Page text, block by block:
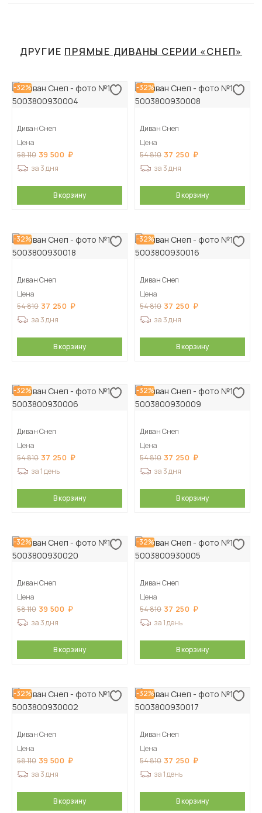
ДРУГИЕ ПРЯМЫЕ ДИВАНЫ СЕРИИ «СНЕП»
-32%
Диван Снеп
Цена
58 110 39 500
за 3 дня
В корзину
-32%
Диван Снеп
Цена
54 810 37 250
за 3 дня
В корзину
-32%
Диван Снеп
Цена
54 810 37 250
за 3 дня
В корзину
-32%
Диван Снеп
Цена
54 810 37 250
за 3 дня
В корзину
-32%
Диван Снеп
Цена
54 810 37 250
за 1 день
В корзину
-32%
Диван Снеп
Цена
54 810 37 250
за 3 дня
В корзину
-32%
Диван Снеп
Цена
58 110 39 500
за 3 дня
В корзину
-32%
Диван Снеп
Цена
54 810 37 250
за 1 день
В корзину
-32%
Диван Снеп
Цена
58 110 39 500
за 3 дня
В корзину
-32%
Диван Снеп
Цена
54 810 37 250
за 1 день
В корзину